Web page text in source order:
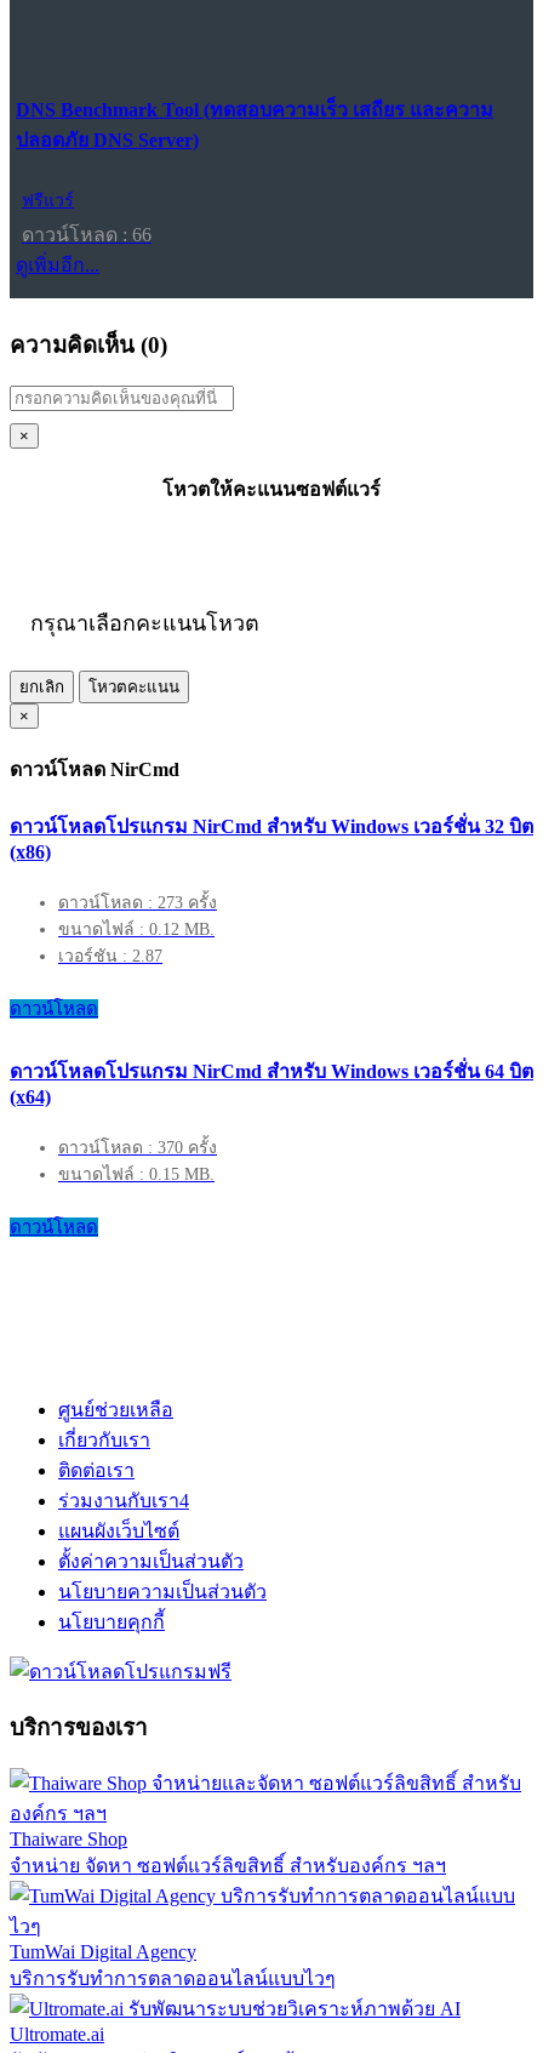
DNS Benchmark Tool (ทดสอบความเร็ว เสถียร และความ
ปลอดภัย DNS Server)
ฟรีแวร์
ดาวน์โหลด : 66
ดูเพิ่มอีก...
ความคิดเห็น (0)
×
โหวตให้คะแนนซอฟต์แวร์
กรุณาเลือกคะแนนโหวต
ยกเลิก
โหวตคะแนน
×
ดาวน์โหลด NirCmd
ดาวน์โหลดโปรแกรม NirCmd สำหรับ Windows เวอร์ชั่น 32 บิต
(x86)
ดาวน์โหลด : 273 ครั้ง
ขนาดไฟล์ : 0.12 MB.
เวอร์ชัน : 2.87
ดาวน์โหลด
ดาวน์โหลดโปรแกรม NirCmd สำหรับ Windows เวอร์ชั่น 64 บิต
(x64)
ดาวน์โหลด : 370 ครั้ง
ขนาดไฟล์ : 0.15 MB.
ดาวน์โหลด
ศูนย์ช่วยเหลือ
เกี่ยวกับเรา
ติดต่อเรา
ร่วมงานกับเรา4
แผนผังเว็บไซต์
ตั้งค่าความเป็นส่วนตัว
นโยบายความเป็นส่วนตัว
นโยบายคุกกี้
บริการของเรา
Thaiware Shop
จำหน่าย จัดหา ซอฟต์แวร์ลิขสิทธิ์ สำหรับองค์กร ฯลฯ
TumWai Digital Agency
บริการรับทำการตลาดออนไลน์แบบไวๆ
Ultromate.ai